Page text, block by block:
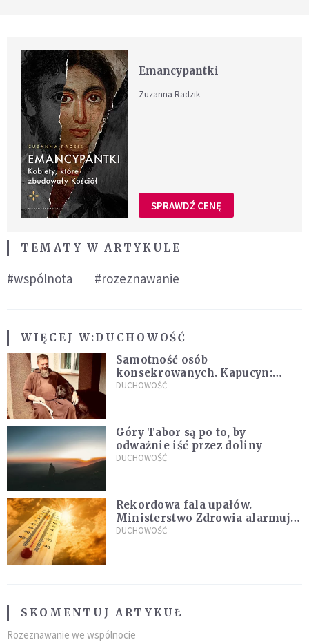
Emancypantki
Zuzanna Radzik
SPRAWDŹ CENĘ
TEMATY W ARTYKULE
#wspólnota #rozeznawanie
WIĘCEJ W:DUCHOWOŚĆ
Samotność osób
konsekrowanych. Kapucyn:
Życie w pojedynkę rzadko jest
DUCHOWOŚĆ
Góry Tabor są po to, by
odważnie iść przez doliny
DUCHOWOŚĆ
Rekordowa fala upałów.
Ministerstwo Zdrowia alarmuje
po doświadczeniach z czerwca
DUCHOWOŚĆ
SKOMENTUJ ARTYKUŁ
Rozeznawanie we wspólnocie